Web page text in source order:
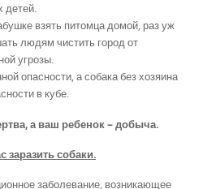
детей.
взять питомца домой, раз уж
людям чистить город от
угрозы.
опасности, а собака без хозяина
в кубе.
а ваш ребенок – добыча.
заразить собаки.
заболевание, возникающее